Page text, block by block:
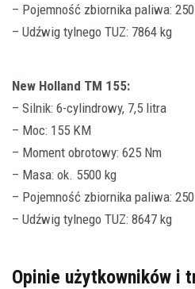
– Pojemność zbiornika paliwa:
– Udźwig tylnego TUZ: 7864 kg
New Holland TM 155:
– Silnik: 6-cylindrowy, 7,5 litra
– Moc: 155 KM
– Moment obrotowy: 625 Nm
– Masa: ok. 5500 kg
– Pojemność zbiornika paliwa:
– Udźwig tylnego TUZ: 8647 kg
Opinie użytkowników i